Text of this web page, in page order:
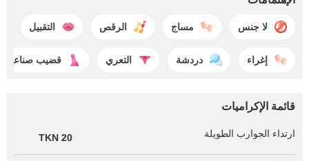
لا جنس مساج الرقص التقبيل
إغراء دردشة التعري قضيب صناعي
قائمة الإكراميات
ارتداء الجوارب الطويلة 20 TKN